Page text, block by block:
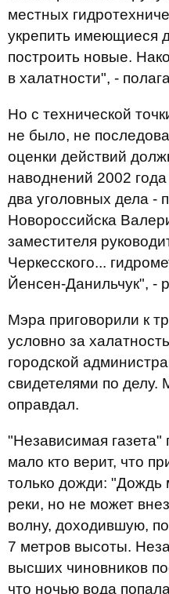
местных
укрепить имеющиеся
построить новые.
в халатности", -
Но с технической
не было, не
оценки действий
наводнений 2002
два уголовных дела -
Новороссийска
заместителя
Черкесского...
Йенсен-Данильчук", -
Мэра приговорили к
условно за
городской
свидетелями по делу.
оправдал.
"Независимая
мало кто верит, что
только дожди: "Дождь
реки, но не может
волну, доходившую,
7 метров высоты.
высших чиновников
что ночью вода